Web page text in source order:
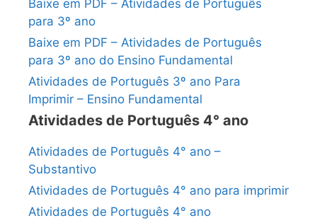
Baixe em PDF – Atividades de Português
para 3º ano
Baixe em PDF – Atividades de Português
para 3º ano do Ensino Fundamental
Atividades de Português 3º ano Para
Imprimir – Ensino Fundamental
Atividades de Português 4° ano
Atividades de Português 4° ano –
Substantivo
Atividades de Português 4° ano para imprimir
Atividades de Português 4° ano